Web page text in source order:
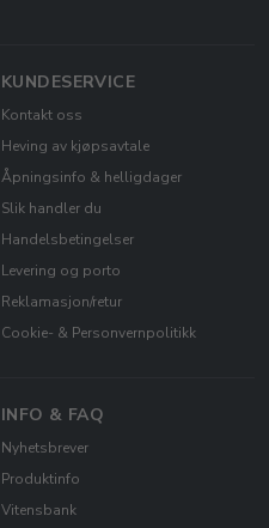
KUNDESERVICE
Kontakt oss
Heving av kjøpsavtale
Åpningsinfo & helligdager
Slik handler du
Handelsbetingelser
Levering og porto
Reklamasjon/retur
Cookie- & Personvernpolitikk
INFO & FAQ
Nyhetsbrever
Produktinfo
Vitensbank